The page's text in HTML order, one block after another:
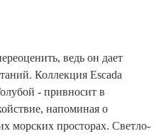
ведь он дает
Коллекция Escada
- привносит в
напоминая о
морских просторах. Светло-